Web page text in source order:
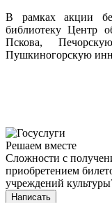
В рамках акции
библиотеку Центр
Пскова,
Пушкиногорскую
Решаем вместе
Сложности с
приобретением
учреждений
Написать